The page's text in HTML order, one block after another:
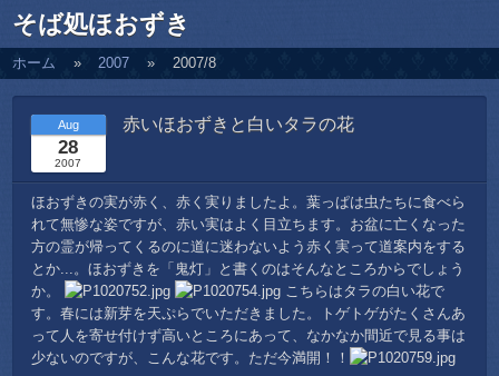
そば処ほおずき
ホーム 2007 2007/8
赤いほおずきと白いタラの花
Aug
28
2007
ほおずきの実が赤く、赤く実りましたよ。葉っぱは虫たちに食べら
れて無惨な姿ですが、赤い実はよく目立ちます。お盆に亡くなった
方の霊が帰ってくるのに道に迷わないよう赤く実って道案内をする
とか...。ほおずきを「鬼灯」と書くのはそんなところからでしょう
か。
こちらはタラの白い花で
す。春には新芽を天ぷらでいただきました。トゲトゲがたくさんあ
って人を寄せ付けず高いところにあって、なかなか間近で見る事は
少ないのですが、こんな花です。ただ今満開！！